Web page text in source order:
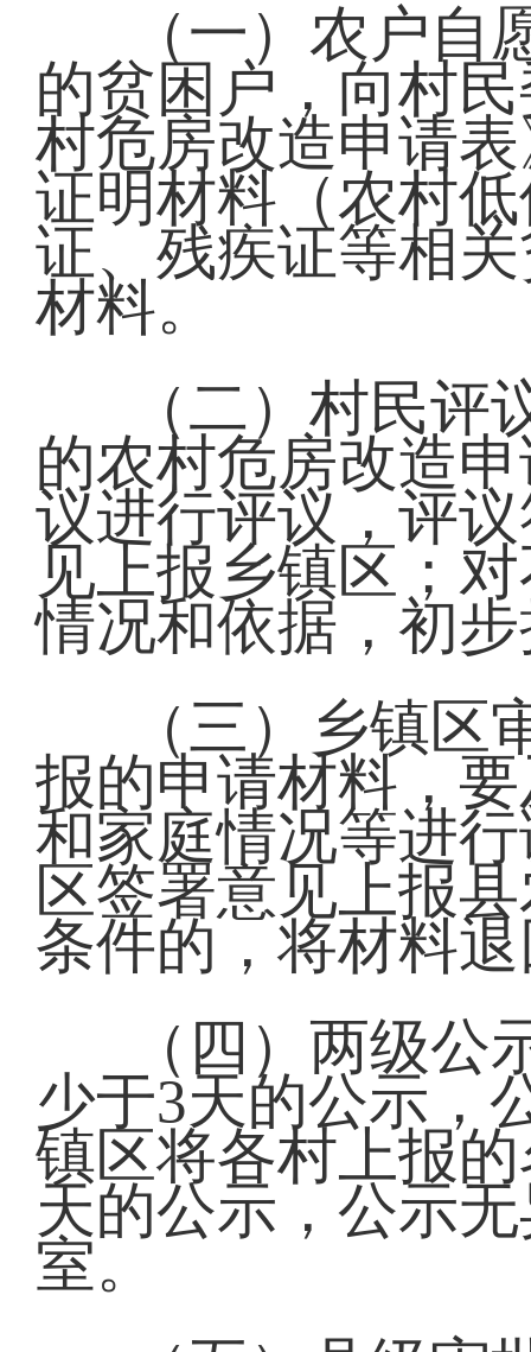
（一）农户
的贫困户，向村
村危房改造申请
证明材料（农村
证、残疾证等相
材料。
（二）村民
的农村危房改造
议进行评议，评
见上报乡镇区；
情况和依据，初
（三）乡镇
报的申请材料，
和家庭情况等进
区签署意见上报
条件的，将材料
（四）两级
少于3天的公示，
镇区将各村上报
天的公示，公示
室。